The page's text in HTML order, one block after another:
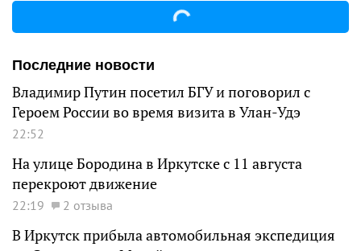
Последние новости
Владимир Путин посетил БГУ и поговорил с
Героем России во время визита в Улан-Удэ
22:52
На улице Бородина в Иркутске с 11 августа
перекроют движение
22:19 2 отзыва
В Иркутск прибыла автомобильная экспедиция